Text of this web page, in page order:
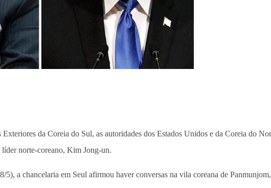
da Coreia do Sul, as autoridades dos Estados Unidos e da Coreia do
norte-coreano, Kim Jong-un.
5), a chancelaria em Seul afirmou haver conversas na vila coreana de